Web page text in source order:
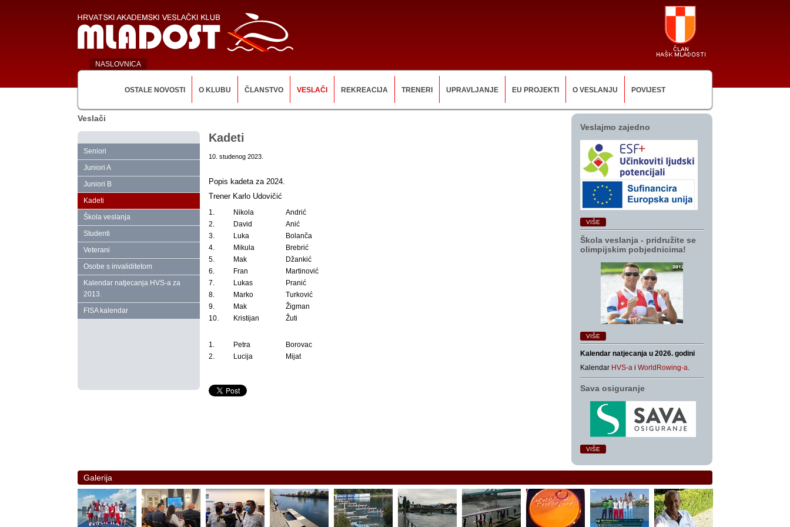
NASLOVNICA
OSTALE NOVOSTI O KLUBU ČLANSTVO VESLAČI REKREACIJA TRENERI UPRAVLJANJE EU PROJEKTI O VESLANJU POVIJEST
Veslači
Seniori
Juniori A
Juniori B
Kadeti
Škola veslanja
Studenti
Veterani
Osobe s invaliditetom
Kalendar natjecanja HVS‑a za
2013.
FISA kalendar
Kadeti
10. studenog 2023.
Popis kadeta za 2024.
Trener Karlo Udovičić
1. Nikola
Andrić
2.
David
Anić
3.
Luka
Bolanča
4.
Mikula
Brebrić
5.
Mak
Džankić
6.
Fran
Martinović
7.
Lukas
Pranić
8.
Marko
Turković
9.
Mak
Žigman
10.
Kristijan Žuti
1. Petra
Borovac
2.
Lucija Mijat
Veslajmo zajedno
VIŠE
Škola veslanja ‑ pridružite se
olimpijskim pobjednicima!
VIŠE
Kalendar natjecanja u 2026. godini
Kalendar HVS-a i WorldRowing-a.
Sava osiguranje
VIŠE
Galerija